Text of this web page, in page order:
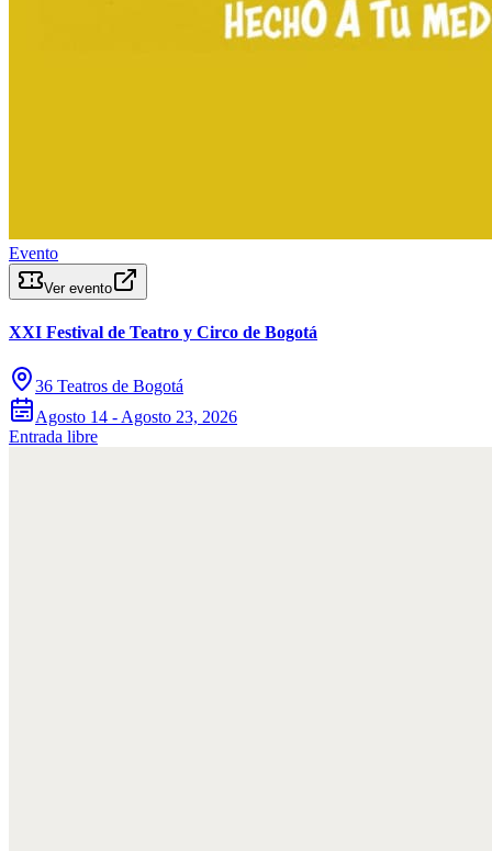
Evento
Ver evento
XXI Festival de Teatro y Circo de Bogotá
36 Teatros de Bogotá
Agosto 14 - Agosto 23, 2026
Entrada libre